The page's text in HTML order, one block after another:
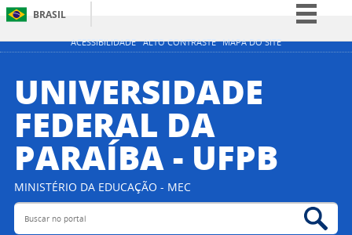
ACESSIBILIDADE ALTO CONTRASTE MAPA DO SITE
BRASIL
Simplifique!
Participe
Acesso à informação
Canais
UNIVERSIDADE
FEDERAL DA
PARAÍBA - UFPB
MINISTÉRIO DA EDUCAÇÃO - MEC
Buscar no portal